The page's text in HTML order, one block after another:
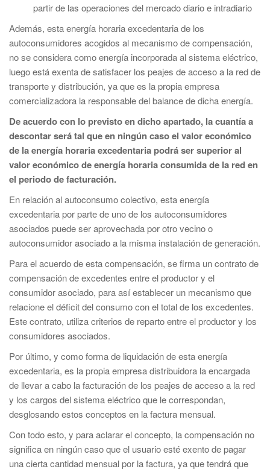
partir de las operaciones del mercado diario e intradiario
Además, esta energía horaria excedentaria de los
autoconsumidores acogidos al mecanismo de compensación,
no se considera como energía incorporada al sistema eléctrico,
luego está exenta de satisfacer los peajes de acceso a la red de
transporte y distribución, ya que es la propia empresa
comercializadora la responsable del balance de dicha energía.
De acuerdo con lo previsto en dicho apartado, la cuantía a
descontar será tal que en ningún caso el valor económico
de la energía horaria excedentaria podrá ser superior al
valor económico de energía horaria consumida de la red en
el periodo de facturación.
En relación al autoconsumo colectivo, esta energía
excedentaria por parte de uno de los autoconsumidores
asociados puede ser aprovechada por otro vecino o
autoconsumidor asociado a la misma instalación de generación.
Para el acuerdo de esta compensación, se firma un contrato de
compensación de excedentes entre el productor y el
consumidor asociado, para así establecer un mecanismo que
relacione el déficit del consumo con el total de los excedentes.
Este contrato, utiliza criterios de reparto entre el productor y los
consumidores asociados.
Por último, y como forma de liquidación de esta energía
excedentaria, es la propia empresa distribuidora la encargada
de llevar a cabo la facturación de los peajes de acceso a la red
y los cargos del sistema eléctrico que le correspondan,
desglosando estos conceptos en la factura mensual.
Con todo esto, y para aclarar el concepto, la compensación no
significa en ningún caso que el usuario esté exento de pagar
una cierta cantidad mensual por la factura, ya que tendrá que